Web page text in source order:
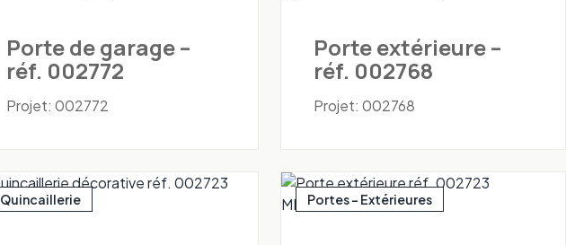
Porte de garage –
réf. 002772
Projet: 002772
Porte extérieure –
réf. 002768
Projet: 002768
Quincaillerie Portes - Extérieures